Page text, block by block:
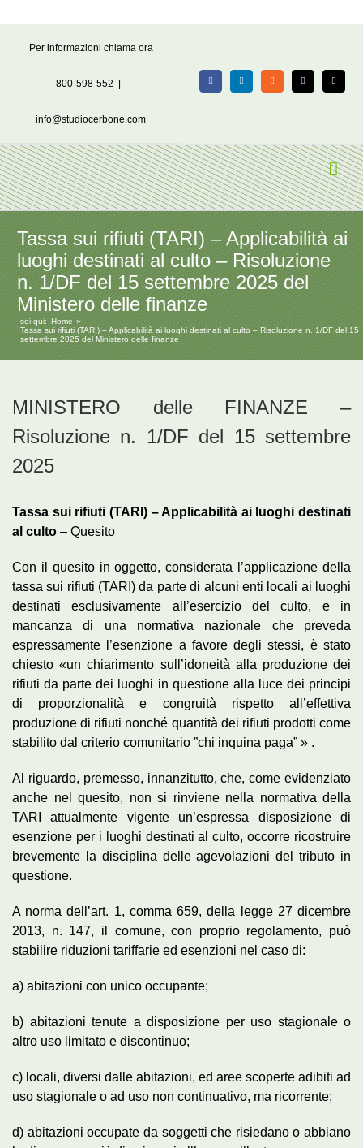
Per informazioni chiama ora
800-598-552
info@studiocerbone.com
FacebookLinkedIn Rss X Email
Tassa sui rifiuti (TARI) – Applicabilità ai
luoghi destinati al culto – Risoluzione
n. 1/DF del 15 settembre 2025 del
Ministero delle finanze
sei qui: Home
Tassa sui rifiuti (TARI) – Applicabilità ai luoghi destinati al culto – Risoluzione n. 1/DF del 15
settembre 2025 del Ministero delle finanze
MINISTERO delle FINANZE –
Risoluzione n. 1/DF del 15 settembre
2025
Tassa sui rifiuti (TARI) – Applicabilità ai luoghi destinati
al culto – Quesito
Con il quesito in oggetto, considerata l’applicazione della
tassa sui rifiuti (TARI) da parte di alcuni enti locali ai luoghi
destinati esclusivamente all’esercizio del culto, e in
mancanza di una normativa nazionale che preveda
espressamente l’esenzione a favore degli stessi, è stato
chiesto «un chiarimento sull’idoneità alla produzione dei
rifiuti da parte dei luoghi in questione alla luce dei principi
di proporzionalità e congruità rispetto all’effettiva
produzione di rifiuti nonché quantità dei rifiuti prodotti come
stabilito dal criterio comunitario ”chi inquina paga” » .
Al riguardo, premesso, innanzitutto, che, come evidenziato
anche nel quesito, non si rinviene nella normativa della
TARI attualmente vigente un’espressa disposizione di
esenzione per i luoghi destinati al culto, occorre ricostruire
brevemente la disciplina delle agevolazioni del tributo in
questione.
A norma dell’art. 1, comma 659, della legge 27 dicembre
2013, n. 147, il comune, con proprio regolamento, può
stabilire riduzioni tariffarie ed esenzioni nel caso di:
a) abitazioni con unico occupante;
b) abitazioni tenute a disposizione per uso stagionale o
altro uso limitato e discontinuo;
c) locali, diversi dalle abitazioni, ed aree scoperte adibiti ad
uso stagionale o ad uso non continuativo, ma ricorrente;
d) abitazioni occupate da soggetti che risiedano o abbiano